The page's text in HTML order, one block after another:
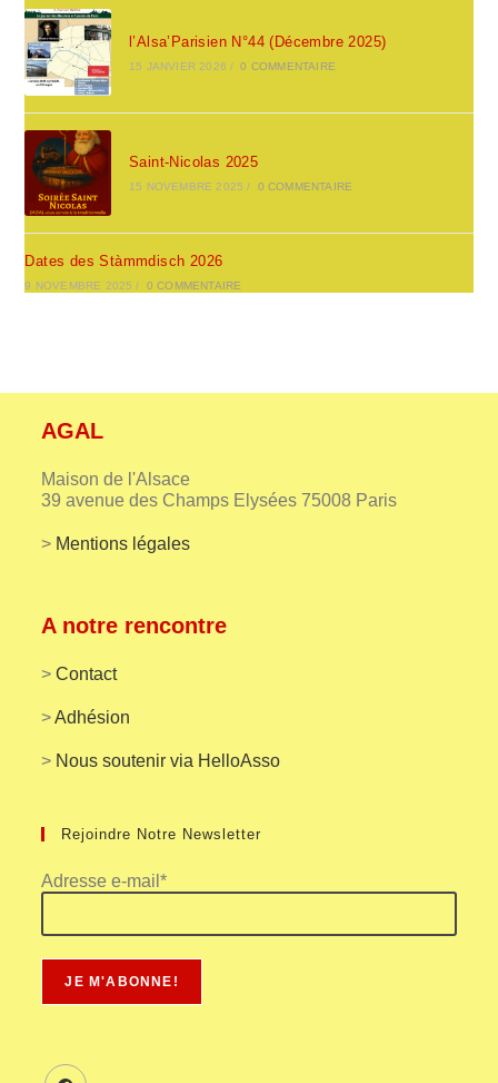
l’Alsa’Parisien N°44 (Décembre 2025)
15 JANVIER 2026 / 0 COMMENTAIRE
Saint-Nicolas 2025
15 NOVEMBRE 2025 / 0 COMMENTAIRE
Dates des Stàmmdisch 2026
9 NOVEMBRE 2025 / 0 COMMENTAIRE
AGAL
Maison de l'Alsace
39 avenue des Champs Elysées 75008 Paris
> Mentions légales
A notre rencontre
>Contact
>Adhésion
> Nous soutenir via HelloAsso
Rejoindre Notre Newsletter
Adresse e-mail*